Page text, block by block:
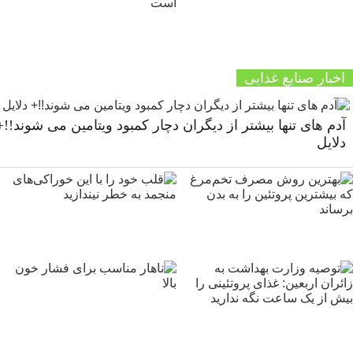
اخبار صنایع غذایی
آدم های تنها بیشتر از دیگران دچار کمبود ویتامین می
دلایل